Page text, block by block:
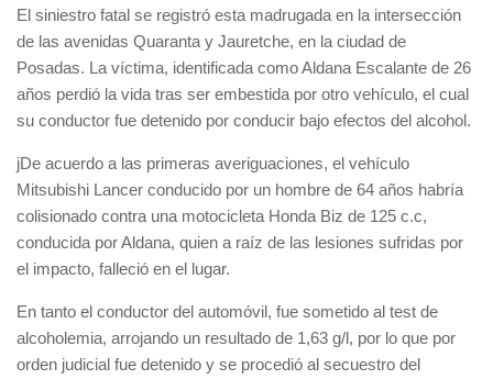
El siniestro fatal se registró esta madrugada en la intersección
de las avenidas Quaranta y Jauretche, en la ciudad de
Posadas. La víctima, identificada como Aldana Escalante de 26
años perdió la vida tras ser embestida por otro vehículo, el cual
su conductor fue detenido por conducir bajo efectos del alcohol.
jDe acuerdo a las primeras averiguaciones, el vehículo
Mitsubishi Lancer conducido por un hombre de 64 años habría
colisionado contra una motocicleta Honda Biz de 125 c.c,
conducida por Aldana, quien a raíz de las lesiones sufridas por
el impacto, falleció en el lugar.
En tanto el conductor del automóvil, fue sometido al test de
alcoholemia, arrojando un resultado de 1,63 g/l, por lo que por
orden judicial fue detenido y se procedió al secuestro del